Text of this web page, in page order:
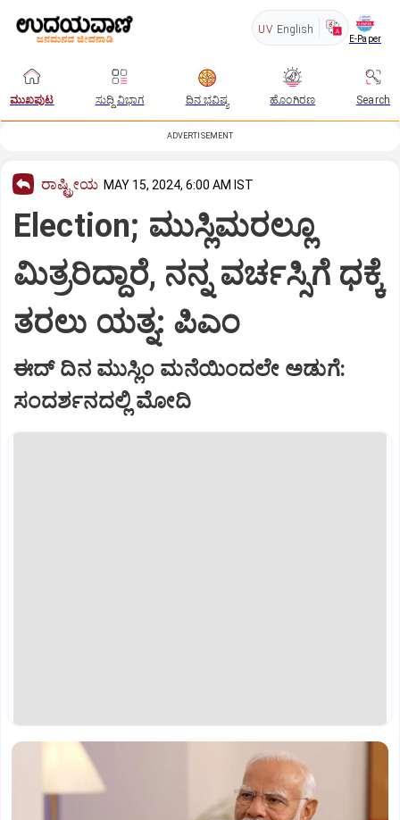
UV English
E-Paper
ಮುಖಪುಟ ಸುದ್ದಿ ವಿಭಾಗ ದಿನ ಭವಿಷ್ಯ ಹೊಂಗಿರಣ Search
ADVERTISEMENT
ರಾಷ್ಟ್ರೀಯ MAY 15, 2024, 6:00 AM IST
Election; ಮುಸ್ಲಿಮರಲ್ಲೂ
ಮಿತ್ರರಿದ್ದಾರೆ, ನನ್ನ ವರ್ಚಸ್ಸಿಗೆ ಧಕ್ಕೆ
ತರಲು ಯತ್ನ: ಪಿಎಂ
ಈದ್‌ ದಿನ ಮುಸ್ಲಿಂ ಮನೆಯಿಂದಲೇ ಅಡುಗೆ:
ಸಂದರ್ಶನದಲ್ಲಿ ಮೋದಿ